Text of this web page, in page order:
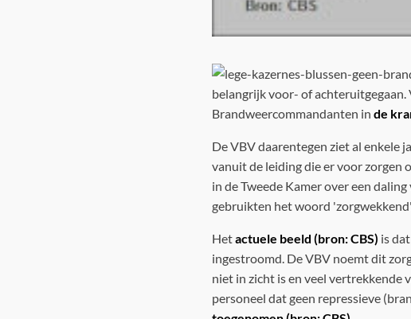
belangrijk voor- of achteruitgegaan.
Brandweercommandanten in de
De VBV daarentegen ziet al enkele
vanuit de leiding die er voor zorgen
in de Tweede Kamer over een
gebruikten het woord
Hetactuele beeld (bron: CBS) is
ingestroomd. De VBV noemt dit
niet in zicht is en veel vertrekkende
personeel dat geen repressieve